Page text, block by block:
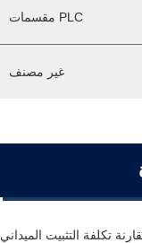
مقسمات PLC
غير مصنف
تكلفة التثبيت الميداني